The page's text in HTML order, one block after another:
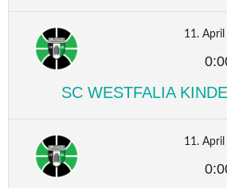
11.
SC WESTFALIA
11.